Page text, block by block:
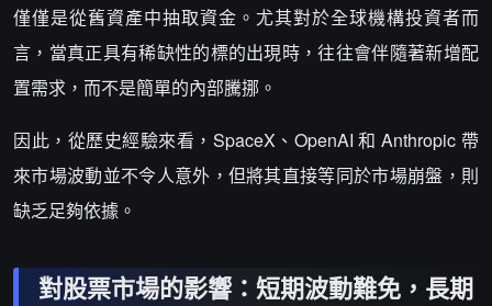
僅僅是從舊資產中抽取資金。尤其對於全球機構投資者而
言，當真正具有稀缺性的標的出現時，往往會伴隨著新增配
置需求，而不是簡單的內部騰挪。
因此，從歷史經驗來看，SpaceX、OpenAI 和 Anthropic 帶
來市場波動並不令人意外，但將其直接等同於市場崩盤，則
缺乏足夠依據。
對股票市場的影響：短期波動難免，長期